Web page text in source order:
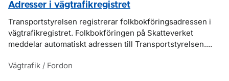
Adresser i vägtrafikregistret
Transportstyrelsen registrerar folkbokföringsadressen i
vägtrafikregistret. Folkbokföringen på Skatteverket
meddelar automatiskt adressen till Transportstyrelsen....
Vägtrafik / Fordon